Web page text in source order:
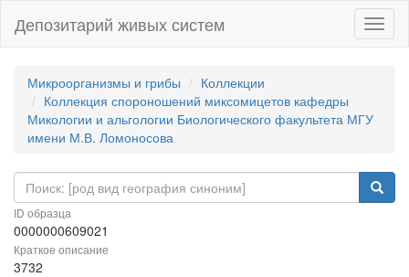
Депозитарий живых систем
Микроорганизмы и грибы
Коллекции
Коллекция спороношений миксомицетов кафедры
Микологии и альгологии Биологического факультета МГУ
имени М.В. Ломоносова
ID образца
0000000609021
Краткое описание
3732